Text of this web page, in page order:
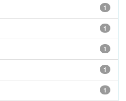
1
1
1
1
1